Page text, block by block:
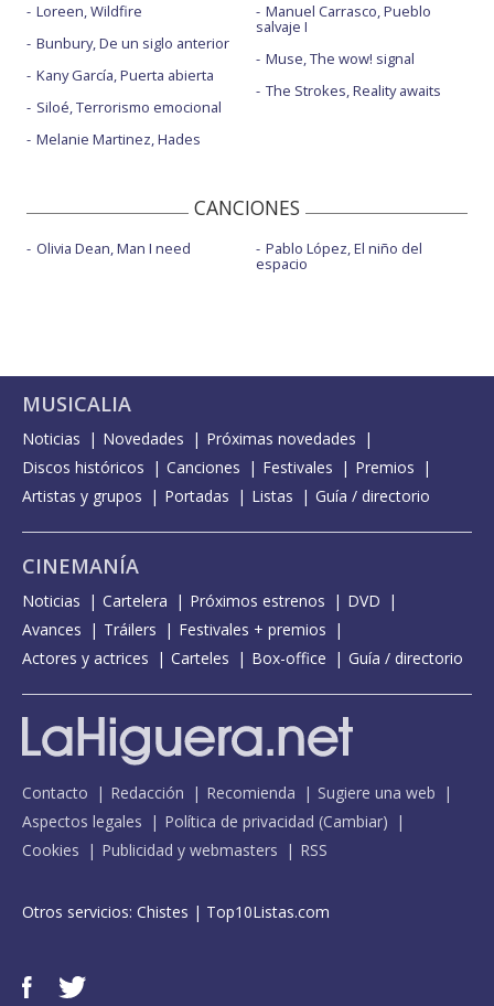
Loreen, Wildfire
Bunbury, De un siglo anterior
Kany García, Puerta abierta
Siloé, Terrorismo emocional
Melanie Martinez, Hades
Manuel Carrasco, Pueblo
salvaje I
Muse, The wow! signal
The Strokes, Reality awaits
CANCIONES
Olivia Dean, Man I need Pablo López, El niño del
espacio
MUSICALIA
Noticias Novedades
Próximas novedades
Discos históricos
Canciones Festivales
Premios
Artistas y grupos
Portadas Listas Guía / directorio
CINEMANÍA
Noticias Cartelera Próximos estrenos
DVD
Avances
Tráilers
Festivales + premios
Actores y actrices
Carteles Box-office Guía / directorio
Contacto Redacción Recomienda
Sugiere una web
Aspectos legales
Política de privacidad (Cambiar)
Cookies
Publicidad y webmasters RSS
Otros servicios: Chistes | Top10Listas.com